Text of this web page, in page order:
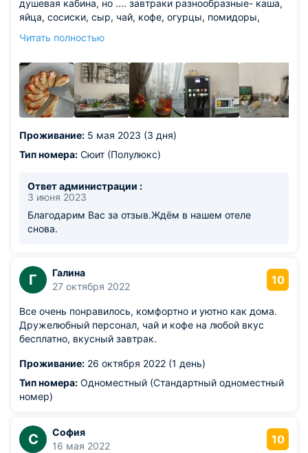
душевая кабина, но .... завтраки разнообразные- каша,
яйца, сосиски, сыр, чай, кофе, огурцы, помидоры,
чаю типа манника. в целом- чисто, тепло, вода есть, до
рекомендую!!
Из недостатков: 1. нет воды в номере. очень неудобно
спать на евро раскладушке, которая еще и страшно
скрипит. лучше просто ровный диван напружинах. 2.
ребенка обсыпались руки, у нас кожа стала очень
сухой. 3. Экономят на воде- одна приветственная
Читать полностью
Проживание: 5 мая 2023 (3 дня)
Тип номера: Сюит (Полулюкс)
Ответ администрации :
3 июня 2023
Благодарим Вас за отзыв.Ждём в нашем отеле
снова.
Г
Галина
27 октября 2022
10
Все очень понравилось, комфортно и уютно как дома.
Дружелюбный персонал, чай и кофе на любой вкус
бесплатно, вкусный завтрак.
Проживание: 26 октября 2022 (1 день)
Тип номера: Одноместный (Стандартный одноместный
номер)
С
София
16 мая 2022
10